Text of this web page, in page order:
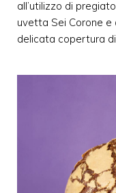
all’utilizzo di
uvetta Sei Corone e
delicata copertura